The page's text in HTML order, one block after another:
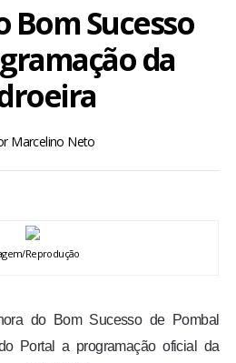
Bom Sucesso
da
Marcelino Neto
Reprodução
do Bom Sucesso de Pombal
Portal a programação oficial da